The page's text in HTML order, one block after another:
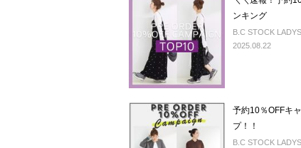
ンキング
B.C STOCK
2025.08.22
予約10％OFFキ
プ！！
B.C STOCK